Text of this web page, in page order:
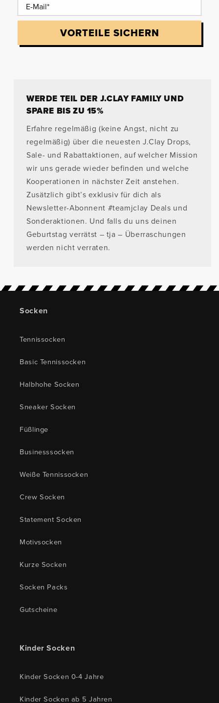
VORTEILE SICHERN
WERDE TEIL DER J.CLAY FAMILY UND
SPARE BIS ZU 15%
Erfahre regelmäßig (keine Angst, nicht zu
regelmäßig) über die neuesten J.Clay Drops,
Sale- und Rabattaktionen, auf welcher Mission
wir uns gerade wieder befinden und welche
Kooperationen in nächster Zeit anstehen.
Zusätzlich gibt’s exklusiv für dich als
Newsletter-Abonnent #teamjclay Deals und
Sonderaktionen. Und falls du uns deinen
Geburtstag verrätst – tja – Überraschungen
werden nicht verraten.
Socken
Tennissocken
Basic Tennissocken
Halbhohe Socken
Sneaker Socken
Füßlinge
Businesssocken
Weiße Tennissocken
Crew Socken
Statement Socken
Motivsocken
Kurze Socken
Socken Packs
Gutscheine
Kinder Socken
Kinder Socken 0-4 Jahre
Kinder Socken ab 5 Jahren